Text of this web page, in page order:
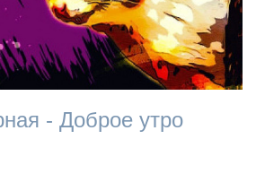
- Доброе утро